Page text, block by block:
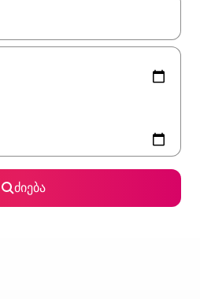
გახდება, ნავიგაციისთვის
ძიება